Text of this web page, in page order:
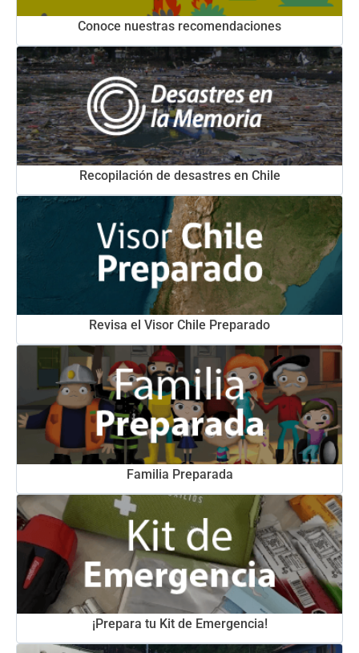
Conoce nuestras recomendaciones
Recopilación de desastres en Chile
Revisa el Visor Chile Preparado
Familia Preparada
¡Prepara tu Kit de Emergencia!